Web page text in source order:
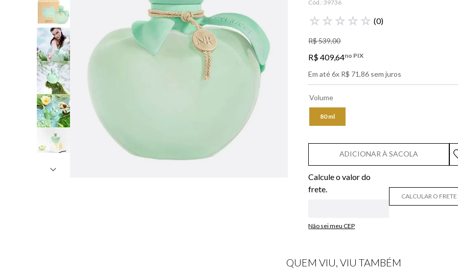
Cód.:39736
☆ ☆ ☆ ☆ ☆ (0)
R$539,00
R$409,64no PIX
Em até6x R$ 71,86 sem juros
Volume
80 ml
ADICIONAR À SACOLA
Não sei meu CEP
CALCULAR O FRETE
QUEM VIU, VIU TAMBÉM
8º
narciso
9
boss
lancôme